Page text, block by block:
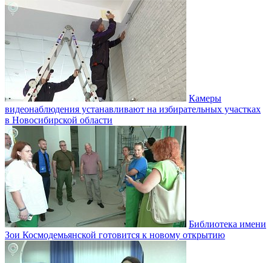
Камеры
видеонаблюдения устанавливают на избирательных участках
в Новосибирской области
Библиотека имени
Зои Космодемьянской готовится к новому открытию